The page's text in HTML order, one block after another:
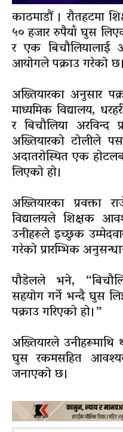
काठमाडौं । रौतहटमा
५० हजार रुपैयाँ घुस
र एक बिचौलियालाई
आयोगले पक्राउ गरेको छ।
अख्तियारका अनुसार
माध्यमिक विद्यालय,
र बिचौलिया
अख्तियारको टोलीले
अदातरोस्थित एक
लिएको हो।
अख्तियारका प्रवक्ता
विद्यालयले शिक्षक
उनीहरूले इच्छुक
गरेको प्रारम्भिक
पौडेलले भने,
सहयोग गर्ने भन्दै घुस
पक्राउ गरिएको हो।”
अख्तियारले
घुस रकमसहित
जनाएको छ।